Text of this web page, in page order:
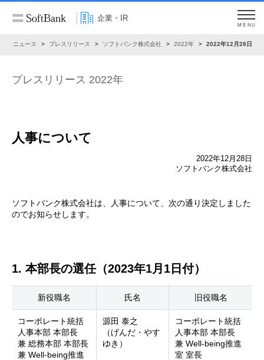
企業・IR
MENU
ニュース プレスリリース ソフトバンク株式会社 2022年 2022年12月28日
プレスリリース 2022年
人事について
2022年12月28日
ソフトバンク株式会社
ソフトバンク株式会社は、人事について、次の通り決定しました
のでお知らせします。
1. 本部長の選任（2023年1月1日付）
新役職名 氏名 旧役職名
コーポレート統括
人事本部 本部長
兼 総務本部 本部長
兼 Well-being推進
源田 泰之
（げんだ・やす
ゆき）
コーポレート統括
人事本部 本部長
兼 Well-being推進
室 室長